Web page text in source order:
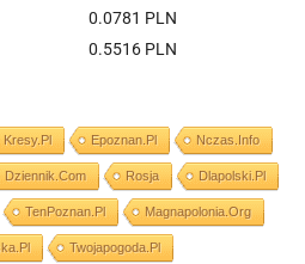
0.0781 PLN
0.5516 PLN
Kresy.pl Epoznan.pl Nczas.info
Dziennik.com Rosja Dlapolski.pl
TenPoznan.pl Magnapolonia.org
Twojapogoda.pl